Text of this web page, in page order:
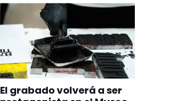
El grabado volverá a ser